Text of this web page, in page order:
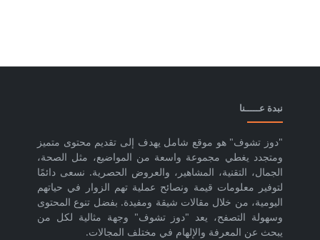
نبدة عـــــنا
"دوز تشوف" هو موقع شامل يهدف إلى تقديم محتوى متميز
ومتجدد يغطي مجموعة واسعة من المواضيع، مثل الصحة،
الجمال، التقنية، المشاهير، والعروض الحصرية. نسعى دائمًا
لتوفير معلومات قيمة ونصائح عملية تهم الزوار في حياتهم
اليومية، من خلال مقالات شيقة ومفيدة. بفضل تنوع المحتوى
وسهولة التصفح، يعد "دوز تشوف" وجهة مثالية لكل من
يبحث عن المعرفة والإلهام في مختلف المجالات.